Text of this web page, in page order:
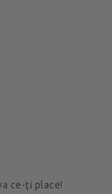
ce-ți place!